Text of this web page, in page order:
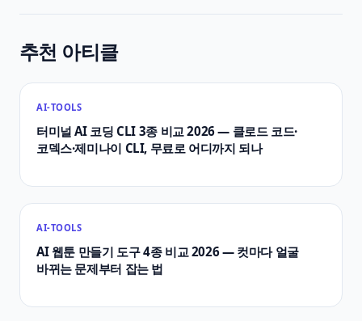
추천 아티클
AI-TOOLS
터미널 AI 코딩 CLI 3종 비교 2026 — 클로드 코드·
코덱스·제미나이 CLI, 무료로 어디까지 되나
AI-TOOLS
AI 웹툰 만들기 도구 4종 비교 2026 — 컷마다 얼굴
바뀌는 문제부터 잡는 법